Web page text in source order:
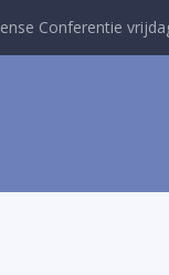
Conferentie